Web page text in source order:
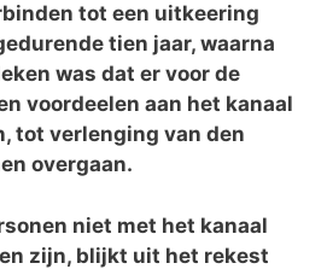
tot een uitkeering
tien jaar, waarna
was dat er voor de
voordeelen aan het kanaal
tot verlenging van den
overgaan.
niet met het kanaal
zijn, blijkt uit het rekest